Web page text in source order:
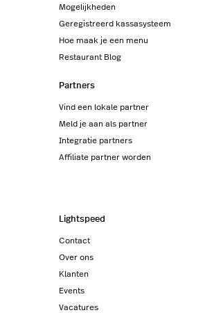
Mogelijkheden
Geregistreerd kassasysteem
Hoe maak je een menu
Restaurant Blog
Partners
Vind een lokale partner
Meld je aan als partner
Integratie partners
Affiliate partner worden
Lightspeed
Contact
Over ons
Klanten
Events
Vacatures